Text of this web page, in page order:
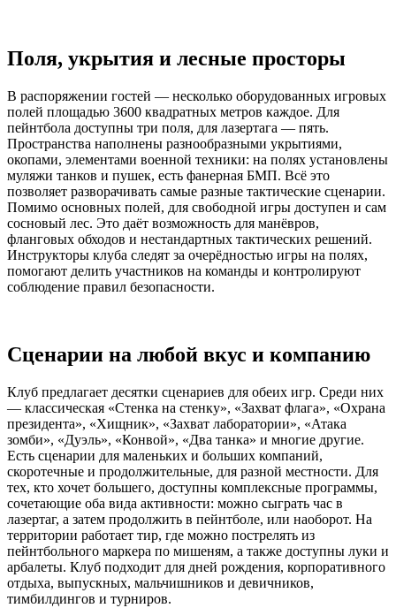
Поля, укрытия и лесные просторы
В распоряжении гостей — несколько оборудованных игровых
полей площадью 3600 квадратных метров каждое. Для
пейнтбола доступны три поля, для лазертага — пять.
Пространства наполнены разнообразными укрытиями,
окопами, элементами военной техники: на полях установлены
муляжи танков и пушек, есть фанерная БМП. Всё это
позволяет разворачивать самые разные тактические сценарии.
Помимо основных полей, для свободной игры доступен и сам
сосновый лес. Это даёт возможность для манёвров,
фланговых обходов и нестандартных тактических решений.
Инструкторы клуба следят за очерёдностью игры на полях,
помогают делить участников на команды и контролируют
соблюдение правил безопасности.
Сценарии на любой вкус и компанию
Клуб предлагает десятки сценариев для обеих игр. Среди них
— классическая «Стенка на стенку», «Захват флага», «Охрана
президента», «Хищник», «Захват лаборатории», «Атака
зомби», «Дуэль», «Конвой», «Два танка» и многие другие.
Есть сценарии для маленьких и больших компаний,
скоротечные и продолжительные, для разной местности. Для
тех, кто хочет большего, доступны комплексные программы,
сочетающие оба вида активности: можно сыграть час в
лазертаг, а затем продолжить в пейнтболе, или наоборот. На
территории работает тир, где можно пострелять из
пейнтбольного маркера по мишеням, а также доступны луки и
арбалеты. Клуб подходит для дней рождения, корпоративного
отдыха, выпускных, мальчишников и девичников,
тимбилдингов и турниров.